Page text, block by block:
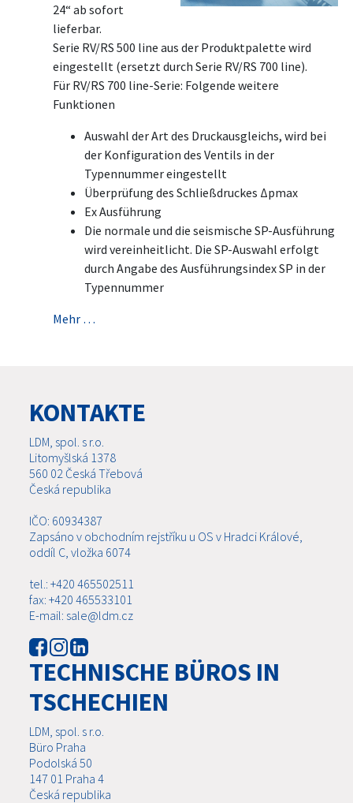
24“ ab sofort
lieferbar.
Serie RV/RS 500 line aus der Produktpalette wird
eingestellt (ersetzt durch Serie RV/RS 700 line).
Für RV/RS 700 line-Serie: Folgende weitere
Funktionen
Auswahl der Art des Druckausgleichs, wird bei
der Konfiguration des Ventils in der
Typennummer eingestellt
Überprüfung des Schließdruckes Δpmax
Ex Ausführung
Die normale und die seismische SP-Ausführung
wird vereinheitlicht. Die SP-Auswahl erfolgt
durch Angabe des Ausführungsindex SP in der
Typennummer
Mehr …
KONTAKTE
LDM, spol. s r.o.
Litomyšlská 1378
560 02 Česká Třebová
Česká republika
IČO: 60934387
Zapsáno v obchodním rejstříku u OS v Hradci Králové,
oddíl C, vložka 6074
tel.: +420 465502511
fax: +420 465533101
E-mail: sale@ldm.cz
TECHNISCHE BÜROS IN
TSCHECHIEN
LDM, spol. s r.o.
Büro Praha
Podolská 50
147 01 Praha 4
Česká republika